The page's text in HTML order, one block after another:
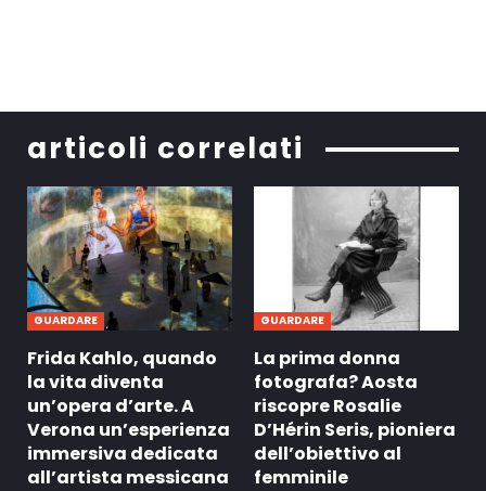
articoli correlati
GUARDARE
Frida Kahlo, quando
la vita diventa
un’opera d’arte. A
Verona un’esperienza
immersiva dedicata
all’artista messicana
GUARDARE
La prima donna
fotografa? Aosta
riscopre Rosalie
D’Hérin Seris, pioniera
dell’obiettivo al
femminile